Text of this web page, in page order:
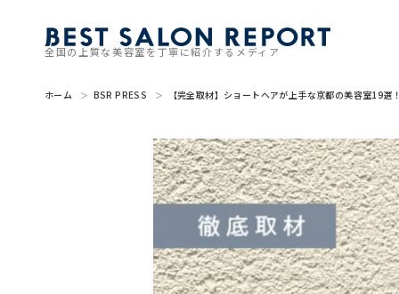
全国の上質な美容室を丁寧に紹介するメディア
ホーム BSR PRESS 【完全取材】ショートヘアが上手な京都の美容室19選！